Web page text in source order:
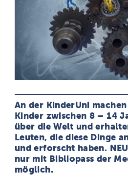
An der KinderUni
Kinder zwischen 8 – 14
über die Welt und
Leuten, die diese Dinge
und erforscht haben.
nur mit Bibliopass der
möglich.